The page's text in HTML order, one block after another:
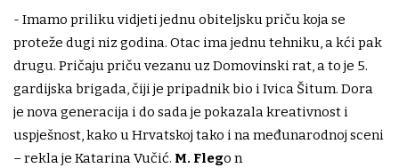
- Imamo priliku vidjeti jednu obiteljsku priču koja se
proteže dugi niz godina. Otac ima jednu tehniku, a kći pak
drugu. Pričaju priču vezanu uz Domovinski rat, a to je 5.
gardijska brigada, čiji je pripadnik bio i Ivica Šitum. Dora
je nova generacija i do sada je pokazala kreativnost i
uspješnost, kako u Hrvatskoj tako i na međunarodnoj sceni
– rekla je Katarina Vučić. M. Flego n